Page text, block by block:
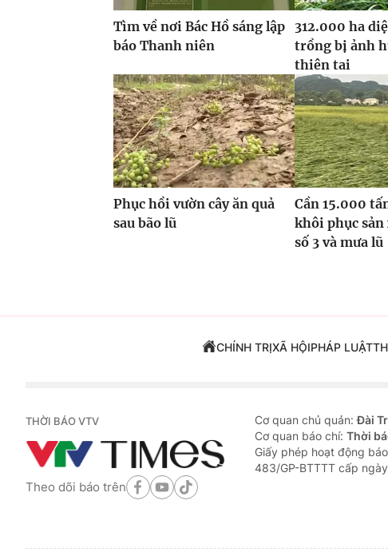
Tìm về nơi Bác Hồ sáng lập
báo Thanh niên
312.000 ha
trồng bị ảnh
thiên tai
Phục hồi vườn cây ăn quả
sau bão lũ
Cần 15.000
khôi phục sản
số 3 và mưa lũ
CHÍNH TRỊXÃ HỘIPHÁP LUẬT
THỜI BÁO VTV
Theo dõi báo trên
Cơ quan chủ quản:Đài
Cơ quan báo chí: Thời
Giấy phép hoạt động
483/GP-BTTTT cấp